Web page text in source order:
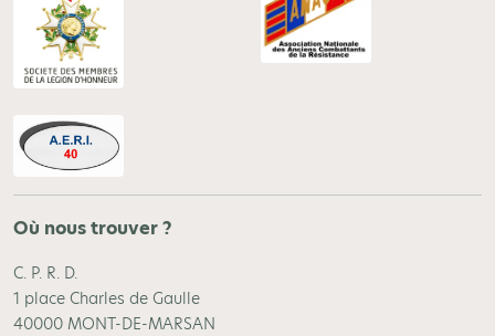
Où nous trouver ?
C. P. R. D.
1 place Charles de Gaulle
40000 MONT-DE-MARSAN